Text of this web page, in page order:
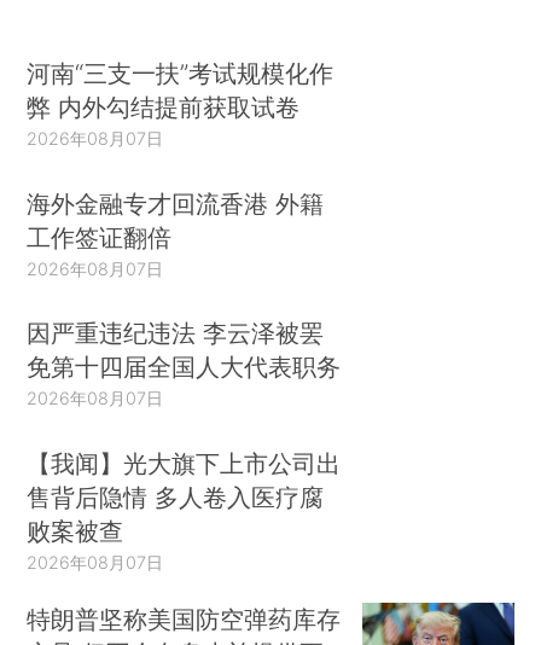
河南“三支一扶”考试规模化作
弊 内外勾结提前获取试卷
2026年08月07日
海外金融专才回流香港 外籍
工作签证翻倍
2026年08月07日
因严重违纪违法 李云泽被罢
免第十四届全国人大代表职务
2026年08月07日
【我闻】光大旗下上市公司出
售背后隐情 多人卷入医疗腐
败案被查
2026年08月07日
特朗普坚称美国防空弹药库存